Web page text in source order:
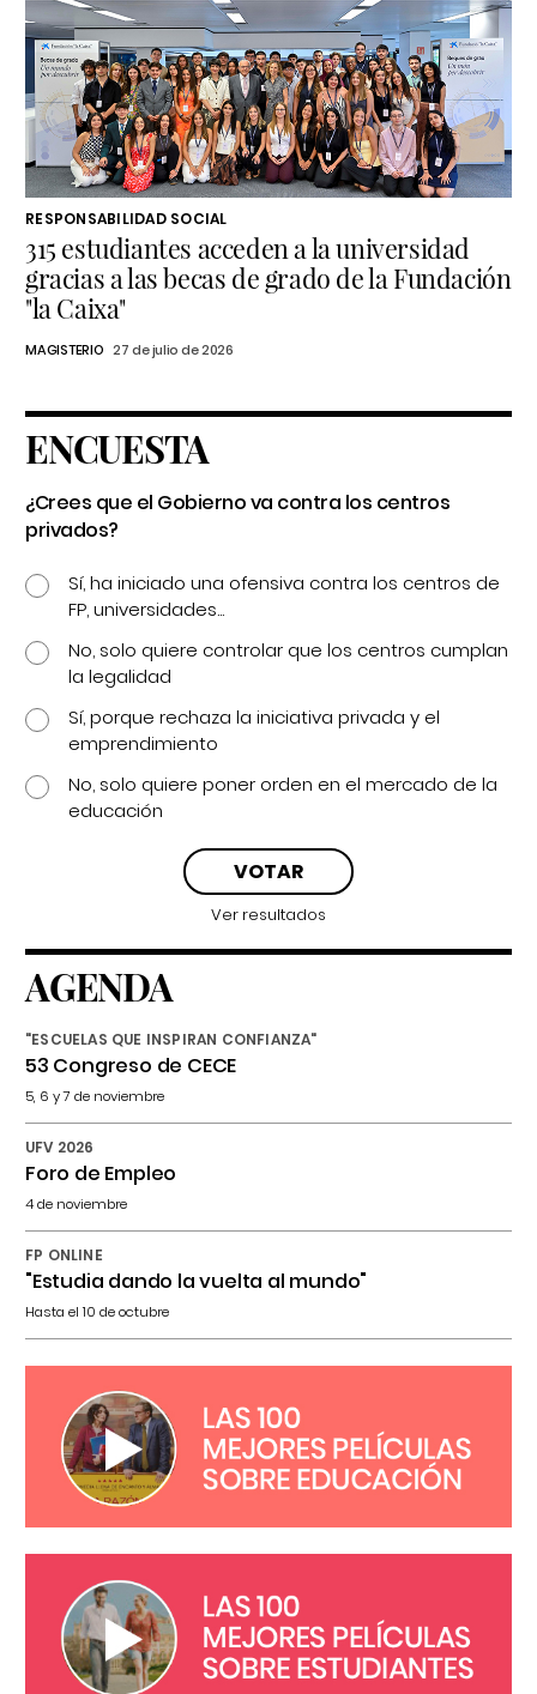
RESPONSABILIDAD SOCIAL
315 estudiantes acceden a la universidad
gracias a las becas de grado de la Fundación
"la Caixa"
MAGISTERIO 27 de julio de 2026
ENCUESTA
¿Crees que el Gobierno va contra los centros
privados?
Sí, ha iniciado una ofensiva contra los centros de
FP, universidades...
No, solo quiere controlar que los centros cumplan
la legalidad
Sí, porque rechaza la iniciativa privada y el
emprendimiento
No, solo quiere poner orden en el mercado de la
educación
Ver resultados
AGENDA
"ESCUELAS QUE INSPIRAN CONFIANZA"
53 Congreso de CECE
5, 6 y 7 de noviembre
UFV 2026
Foro de Empleo
4 de noviembre
FP ONLINE
"Estudia dando la vuelta al mundo"
Hasta el 10 de octubre